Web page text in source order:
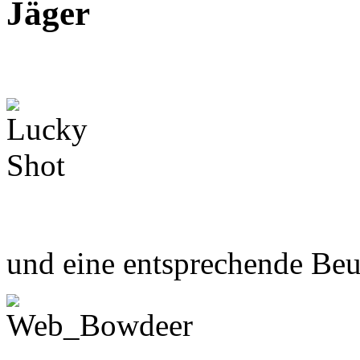
Jäger
und eine entsprechende